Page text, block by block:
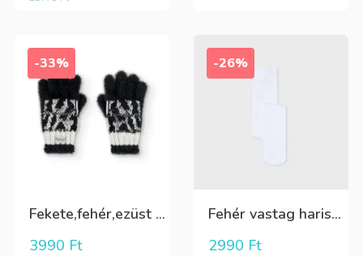
-33%
Fekete,fehér,ezüst kötött kesztyű
3990 Ft
-26%
Fehér vastag harisnya, puha meleg
2990 Ft